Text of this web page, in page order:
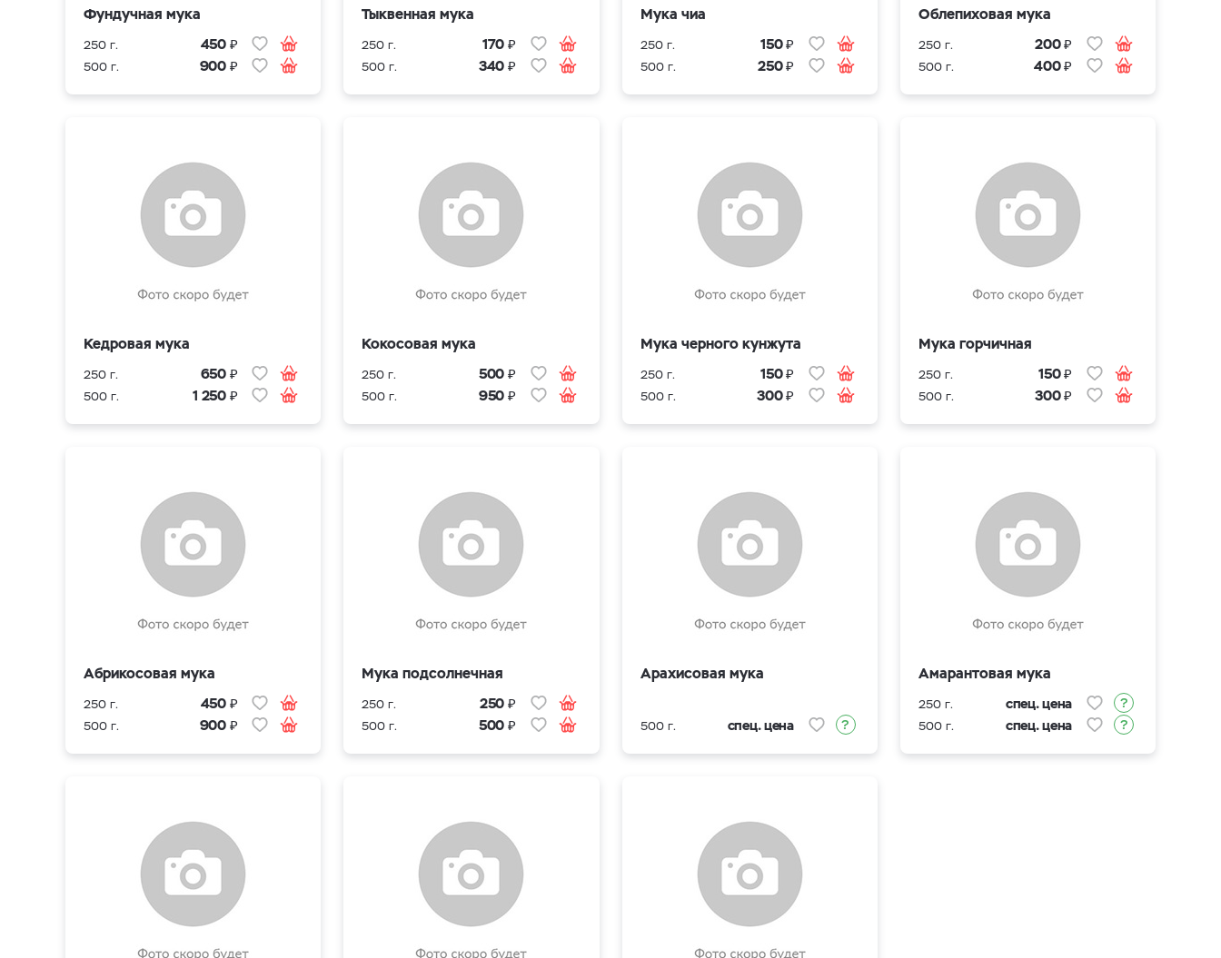
Фундучная мука
250 г. 450 ₽
500 г. 900 ₽
Тыквенная мука
250 г. 170 ₽
500 г. 340 ₽
Мука чиа
250 г. 150₽
500 г. 250₽
Облепиховая мука
250 г. 200₽
500 г. 400₽
Кедровая мука
250 г. 650 ₽
500 г. 1 250 ₽
Кокосовая мука
250 г. 500 ₽
500 г. 950 ₽
Мука черного кунжута
250 г. 150₽
500 г. 300₽
Мука горчичная
250 г. 150₽
500 г. 300₽
Абрикосовая мука
250 г. 450 ₽
500 г. 900 ₽
Мука подсолнечная
250 г. 250 ₽
500 г. 500 ₽
Арахисовая мука
500 г. спец. цена
Амарантовая мука
250 г. спец. цена
500 г. спец. цена